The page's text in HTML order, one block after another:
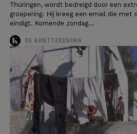
Thüringen, wordt bedreigd door een
groepering. Hij kreeg een email die met
eindigt. Komende zondag...
DE KANTTEKENING